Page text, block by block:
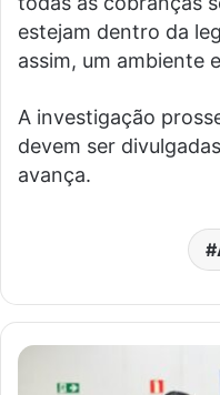
estejam dentro da
assim, um ambiente
A investigação
devem ser
avança.